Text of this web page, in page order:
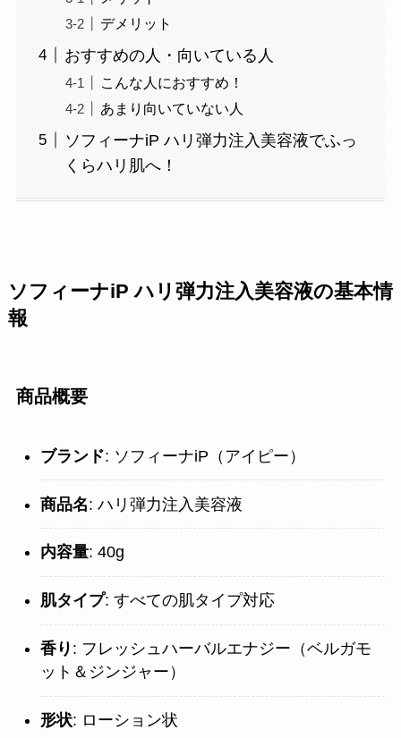
デメリット
おすすめの人・向いている人
こんな人におすすめ！
あまり向いていない人
ソフィーナiP ハリ弾力注入美容液でふっ
くらハリ肌へ！
ソフィーナiP ハリ弾力注入美容液の基本情
報
商品概要
ブランド: ソフィーナiP（アイピー）
商品名: ハリ弾力注入美容液
内容量: 40g
肌タイプ: すべての肌タイプ対応
香り : フレッシュハーバルエナジー（ベルガモ
ット＆ジンジャー）
形状: ローション状